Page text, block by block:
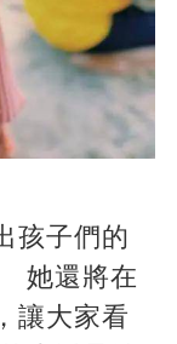
孩子們的
她還將在
讓大家看